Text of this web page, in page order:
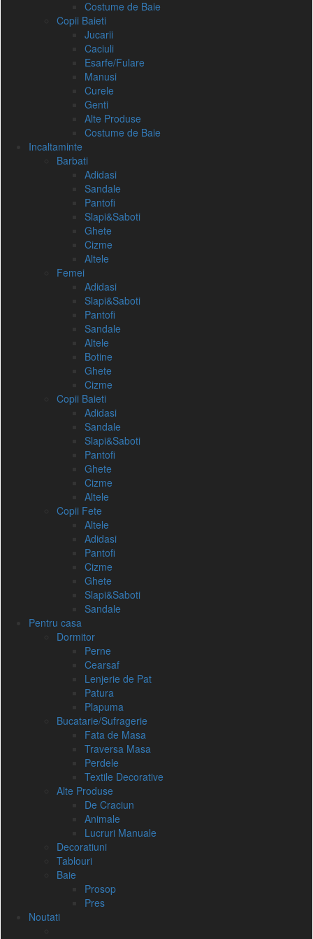
Costume de Baie
Copii Baieti
Jucarii
Caciuli
Esarfe/Fulare
Manusi
Curele
Genti
Alte Produse
Costume de Baie
Incaltaminte
Barbati
Adidasi
Sandale
Pantofi
Slapi&Saboti
Ghete
Cizme
Altele
Femei
Adidasi
Slapi&Saboti
Pantofi
Sandale
Altele
Botine
Ghete
Cizme
Copii Baieti
Adidasi
Sandale
Slapi&Saboti
Pantofi
Ghete
Cizme
Altele
Copii Fete
Altele
Adidasi
Pantofi
Cizme
Ghete
Slapi&Saboti
Sandale
Pentru casa
Dormitor
Perne
Cearsaf
Lenjerie de Pat
Patura
Plapuma
Bucatarie/Sufragerie
Fata de Masa
Traversa Masa
Perdele
Textile Decorative
Alte Produse
De Craciun
Animale
Lucruri Manuale
Decoratiuni
Tablouri
Baie
Prosop
Pres
Noutati